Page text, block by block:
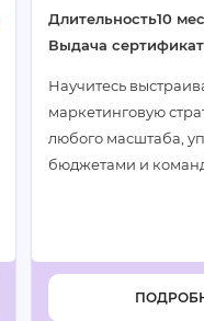
Длительность10
Выдача
Научитесь
маркетинговую
любого масштаба,
бюджетами и